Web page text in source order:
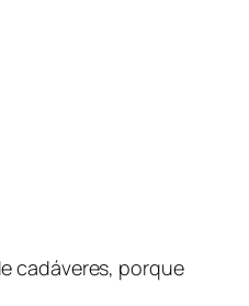
cadáveres, porque